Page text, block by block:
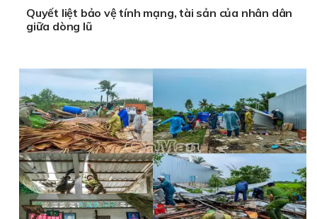
Quyết liệt bảo vệ tính mạng, tài sản của nhân dân
giữa dòng lũ